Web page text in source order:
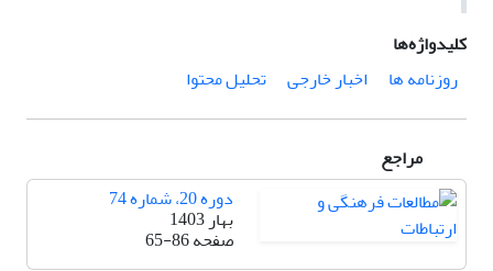
کلیدواژه‌ها
روزنامه ها
اخبار خارجی تحلیل محتوا
مراجع
دوره 20، شماره 74
بهار 1403
صفحه65-86